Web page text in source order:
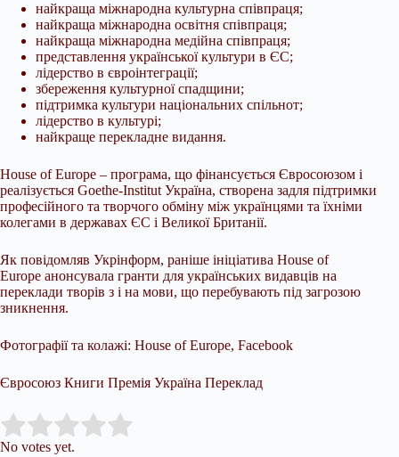
найкраща міжнародна культурна співпраця;
найкраща міжнародна освітня співпраця;
найкраща міжнародна медійна співпраця;
представлення української культури в ЄС;
лідерство в євроінтеграції;
збереження культурної спадщини;
підтримка культури національних спільнот;
лідерство в культурі;
найкраще перекладне видання.
House of Europe – програма, що фінансується Євросоюзом і
реалізується Goethe-Institut Україна, створена задля підтримки
професійного та творчого обміну між українцями та їхніми
колегами в державах ЄС і Великої Британії.
Як повідомляв Укрінформ, раніше ініціатива House of
Europe анонсувала гранти для українських видавців на
переклади творів з і на мови, що перебувають під загрозою
зникнення.
Фотографії та колажі: House of Europe, Facebook
Євросоюз Книги Премія Україна Переклад
Rate this item:
No votes yet.